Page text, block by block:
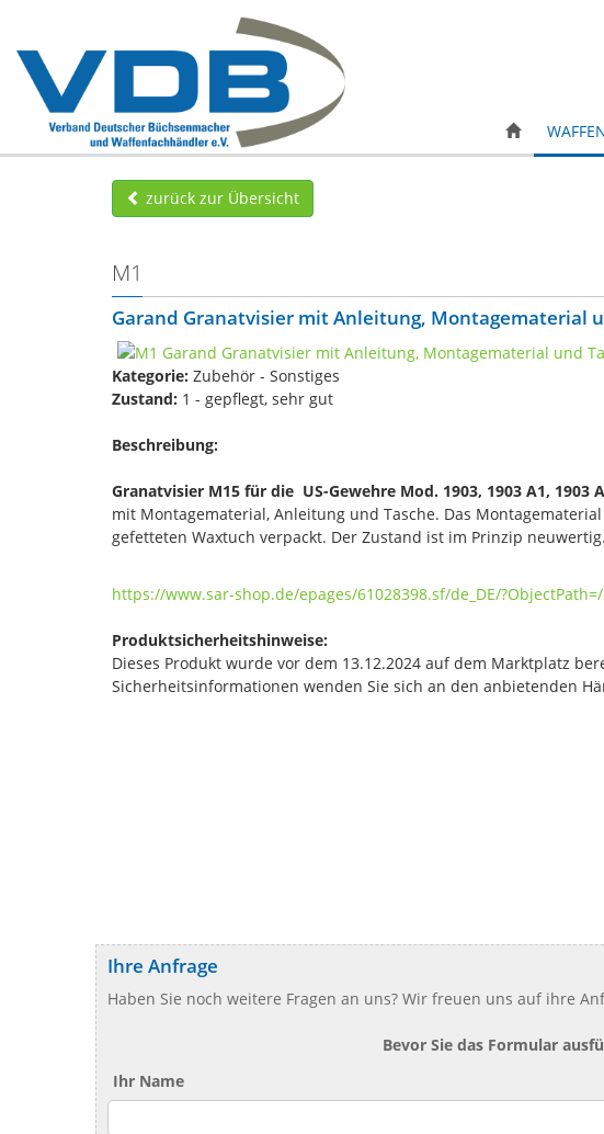
zurück zur Übersicht
M1
Garand Granatvisier mit Anleitung, Montagematerial
Kategorie: Zubehör - Sonstiges
Zustand: 1 - gepflegt, sehr gut
Beschreibung:
Granatvisier M15 für die US-Gewehre Mod. 1903, 1903 A1, 1903
mit Montagematerial, Anleitung und Tasche. Das
gefetteten Waxtuch verpackt. Der Zustand ist im Prinzip neuwertig.
https://www.sar-shop.de/epages/61028398.sf/de_DE/
Produktsicherheitshinweise:
Dieses Produkt wurde vor dem 13.12.2024 auf dem Marktplatz
Sicherheitsinformationen wenden Sie sich an den anbietenden
Ihre Anfrage
Haben Sie noch weitere Fragen an uns? Wir freuen uns auf ihre
Bevor Sie das Formular
Ihr Name